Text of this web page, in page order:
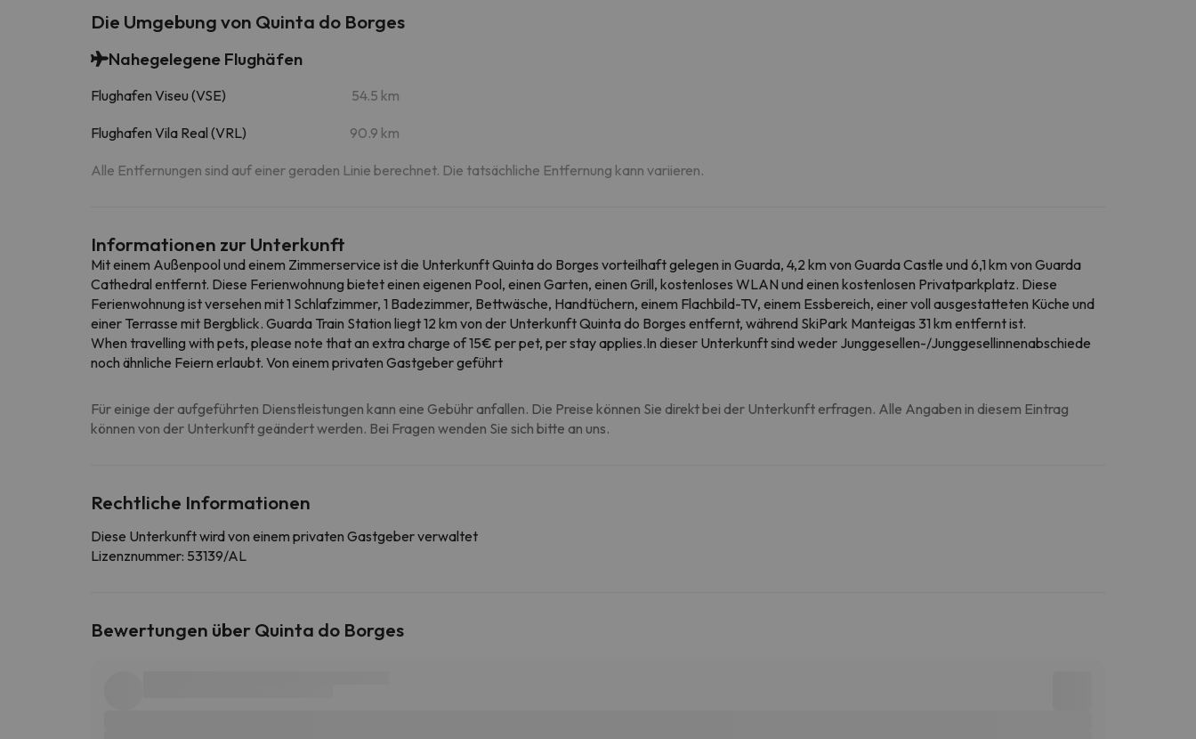
Die Umgebung von Quinta do Borges
Nahegelegene Flughäfen
Flughafen Viseu (VSE) 54.5 km
Flughafen Vila Real (VRL) 90.9 km
Alle Entfernungen sind auf einer geraden Linie berechnet. Die tatsächliche Entfernung kann variieren.
Informationen zur Unterkunft
Mit einem Außenpool und einem Zimmerservice ist die Unterkunft Quinta do Borges vorteilhaft gelegen in Guarda, 4,2 km von Guarda Castle und 6,1 km von Guarda
Cathedral entfernt. Diese Ferienwohnung bietet einen eigenen Pool, einen Garten, einen Grill, kostenloses WLAN und einen kostenlosen Privatparkplatz. Diese
Ferienwohnung ist versehen mit 1 Schlafzimmer, 1 Badezimmer, Bettwäsche, Handtüchern, einem Flachbild-TV, einem Essbereich, einer voll ausgestatteten Küche und
einer Terrasse mit Bergblick. Guarda Train Station liegt 12 km von der Unterkunft Quinta do Borges entfernt, während SkiPark Manteigas 31 km entfernt ist.
When travelling with pets, please note that an extra charge of 15€ per pet, per stay applies.In dieser Unterkunft sind weder Junggesellen-/Junggesellinnenabschiede
noch ähnliche Feiern erlaubt. Von einem privaten Gastgeber geführt
Für einige der aufgeführten Dienstleistungen kann eine Gebühr anfallen. Die Preise können Sie direkt bei der Unterkunft erfragen. Alle Angaben in diesem Eintrag
können von der Unterkunft geändert werden. Bei Fragen wenden Sie sich bitte an uns.
Rechtliche Informationen
Diese Unterkunft wird von einem privaten Gastgeber verwaltet
Lizenznummer: 53139/AL
Bewertungen über Quinta do Borges